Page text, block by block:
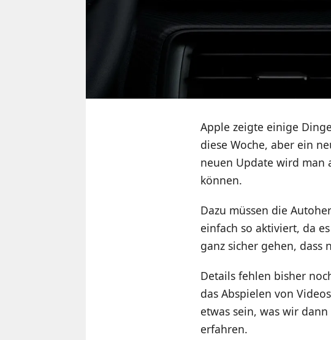
Apple zeigte einige
diese Woche, aber ein
neuen Update wird man
können.
Dazu müssen die
einfach so aktiviert, da
ganz sicher gehen, dass
Details fehlen bisher
das Abspielen von
etwas sein, was wir
erfahren.